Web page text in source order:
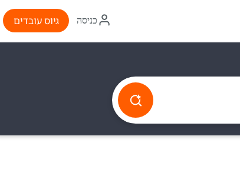
איקון
התחברות
כניסה גיוס עובדים